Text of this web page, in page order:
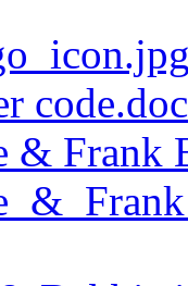
code.doc
& Frank